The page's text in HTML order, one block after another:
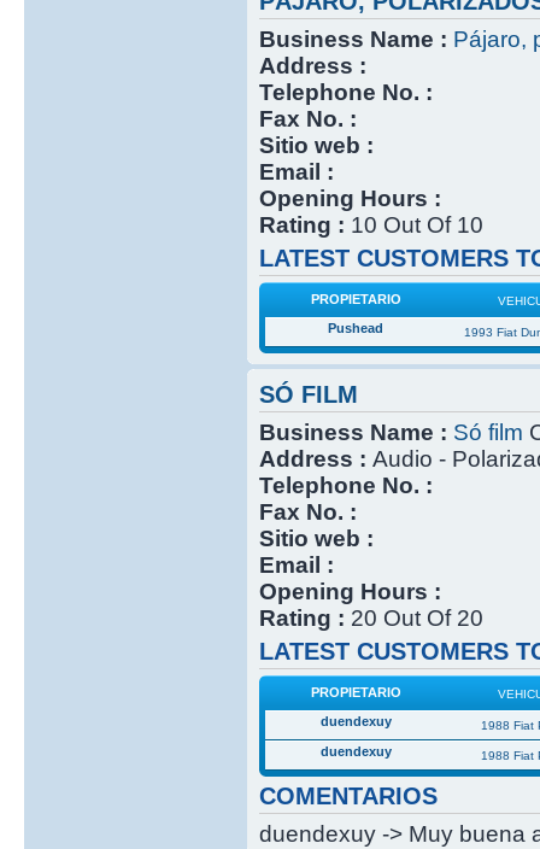
Business Name : Pájaro,
Address :
Telephone No. :
Fax No. :
Sitio web :
Email :
Opening Hours :
Rating : 10 Out Of 10
LATEST CUSTOMERS
PROPIETARIO
Pushead 1993 Fiat
SÓ FILM
Business Name : Só film
Address : Audio -
Telephone No. :
Fax No. :
Sitio web :
Email :
Opening Hours :
Rating : 20 Out Of 20
LATEST CUSTOMERS
PROPIETARIO
duendexuy 1988 Fiat
duendexuy 1988 Fiat
COMENTARIOS
duendexuy -> Muy buena